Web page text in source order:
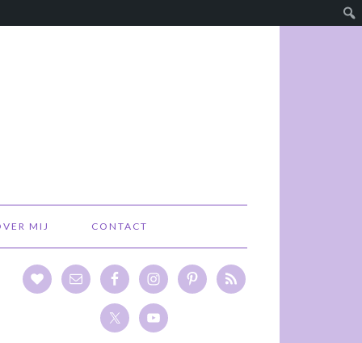
MIJ CONTACT